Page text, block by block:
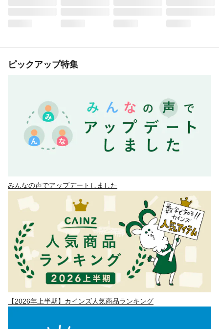
ピックアップ特集
みんなの声でアップデートしました
【2026年上半期】カインズ人気商品ランキング